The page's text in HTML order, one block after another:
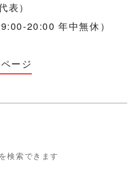
）
20:00 年中無休）
ージ
検索できます